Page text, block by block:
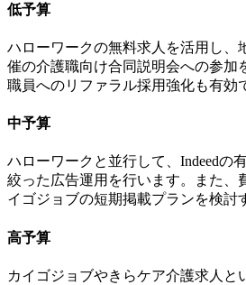
低予算
ハローワークの無料求人を活用し、
催の介護職向け合同説明会への参加
職員へのリファラル採用強化も有効
中予算
ハローワークと並行して、Indeedの
絞った広告運用を行います。また、
イゴジョブの短期掲載プランを検討
高予算
カイゴジョブやきらケア介護求人と